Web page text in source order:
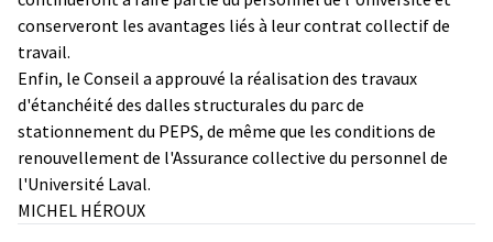
conserveront les avantages liés à leur contrat collectif de
travail.
Enfin, le Conseil a approuvé la réalisation des travaux
d'étanchéité des dalles structurales du parc de
stationnement du PEPS, de même que les conditions de
renouvellement de l'Assurance collective du personnel de
l'Université Laval.
MICHEL HÉROUX